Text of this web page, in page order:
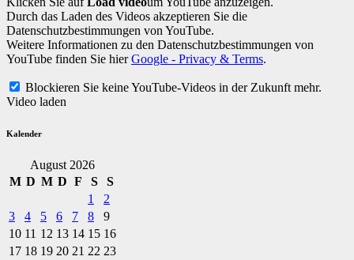
Durch das Laden des Videos akzeptieren Sie die
Datenschutzbestimmungen von YouTube.
Weitere Informationen zu den Datenschutzbestimmungen von
YouTube finden Sie hierGoogle - Privacy & Terms.
Blockieren Sie keine YouTube-Videos in der Zukunft mehr.
Video laden
Kalender
August 2026
M D M D F S
S
1
2
3
4 5 6 7 8
9
10 11 12 13 14 15 16
17 18 19 20 21 22 23